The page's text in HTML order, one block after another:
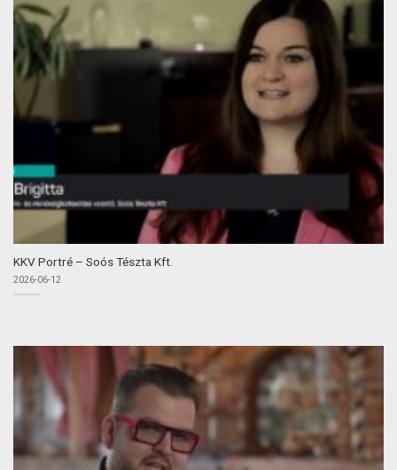
KKV Portré – Soós Tészta Kft.
2026-06-12